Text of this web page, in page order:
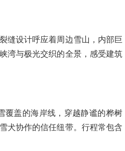
缝设计呼应着周边雪山，内部巨
湾与极光交织的全景，感受建筑
覆盖的海岸线，穿越静谧的桦树
犬协作的信任纽带。行程常包含